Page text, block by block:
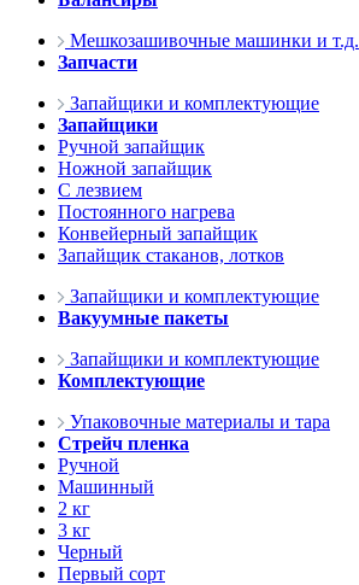
Мешкозашивочные машинки и т.д.
Запчасти
Запайщики и комплектующие
Запайщики
Ручной запайщик
Ножной запайщик
С лезвием
Постоянного нагрева
Конвейерный запайщик
Запайщик стаканов, лотков
Запайщики и комплектующие
Вакуумные пакеты
Запайщики и комплектующие
Комплектующие
Упаковочные материалы и тара
Стрейч пленка
Ручной
Машинный
2 кг
3 кг
Черный
Первый сорт